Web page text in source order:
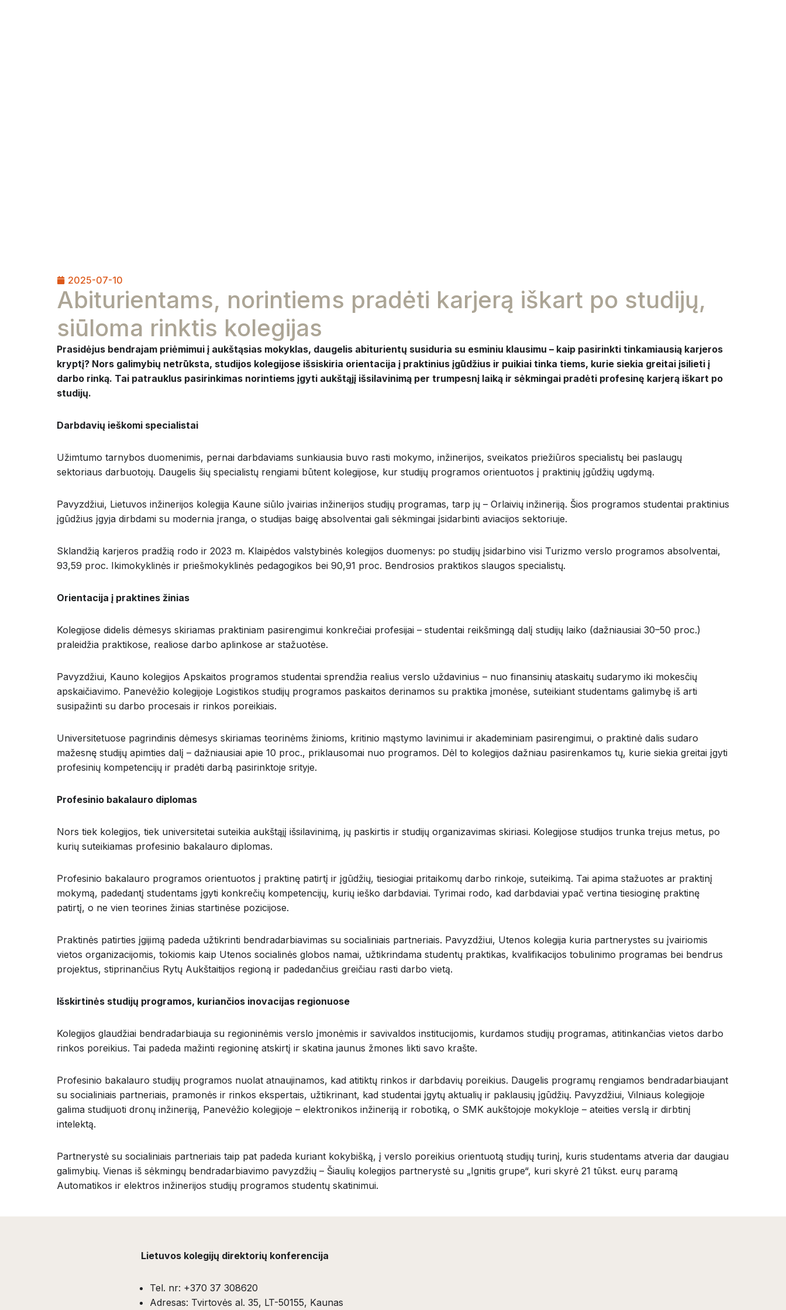
2025-07-10
Abiturientams, norintiems pradėti karjerą iškart po studijų,
siūloma rinktis kolegijas
Prasidėjus bendrajam priėmimui į aukštąsias mokyklas, daugelis abiturientų susiduria su esminiu klausimu – kaip pasirinkti tinkamiausią karjeros
kryptį? Nors galimybių netrūksta, studijos kolegijose išsiskiria orientacija į praktinius įgūdžius ir puikiai tinka tiems, kurie siekia greitai įsilieti į
darbo rinką. Tai patrauklus pasirinkimas norintiems įgyti aukštąjį išsilavinimą per trumpesnį laiką ir sėkmingai pradėti profesinę karjerą iškart po
studijų.
Darbdavių ieškomi specialistai
Užimtumo tarnybos duomenimis, pernai darbdaviams sunkiausia buvo rasti mokymo, inžinerijos, sveikatos priežiūros specialistų bei paslaugų
sektoriaus darbuotojų. Daugelis šių specialistų rengiami būtent kolegijose, kur studijų programos orientuotos į praktinių įgūdžių ugdymą.
Pavyzdžiui, Lietuvos inžinerijos kolegija Kaune siūlo įvairias inžinerijos studijų programas, tarp jų – Orlaivių inžineriją. Šios programos studentai praktinius
įgūdžius įgyja dirbdami su modernia įranga, o studijas baigę absolventai gali sėkmingai įsidarbinti aviacijos sektoriuje.
Sklandžią karjeros pradžią rodo ir 2023 m. Klaipėdos valstybinės kolegijos duomenys: po studijų įsidarbino visi Turizmo verslo programos absolventai,
93,59 proc. Ikimokyklinės ir priešmokyklinės pedagogikos bei 90,91 proc. Bendrosios praktikos slaugos specialistų.
Orientacija į praktines žinias
Kolegijose didelis dėmesys skiriamas praktiniam pasirengimui konkrečiai profesijai – studentai reikšmingą dalį studijų laiko (dažniausiai 30–50 proc.)
praleidžia praktikose, realiose darbo aplinkose ar stažuotėse.
Pavyzdžiui, Kauno kolegijos Apskaitos programos studentai sprendžia realius verslo uždavinius – nuo finansinių ataskaitų sudarymo iki mokesčių
apskaičiavimo. Panevėžio kolegijoje Logistikos studijų programos paskaitos derinamos su praktika įmonėse, suteikiant studentams galimybę iš arti
susipažinti su darbo procesais ir rinkos poreikiais.
Universitetuose pagrindinis dėmesys skiriamas teorinėms žinioms, kritinio mąstymo lavinimui ir akademiniam pasirengimui, o praktinė dalis sudaro
mažesnę studijų apimties dalį – dažniausiai apie 10 proc., priklausomai nuo programos. Dėl to kolegijos dažniau pasirenkamos tų, kurie siekia greitai įgyti
profesinių kompetencijų ir pradėti darbą pasirinktoje srityje.
Profesinio bakalauro diplomas
Nors tiek kolegijos, tiek universitetai suteikia aukštąjį išsilavinimą, jų paskirtis ir studijų organizavimas skiriasi. Kolegijose studijos trunka trejus metus, po
kurių suteikiamas profesinio bakalauro diplomas.
Profesinio bakalauro programos orientuotos į praktinę patirtį ir įgūdžių, tiesiogiai pritaikomų darbo rinkoje, suteikimą. Tai apima stažuotes ar praktinį
mokymą, padedantį studentams įgyti konkrečių kompetencijų, kurių ieško darbdaviai. Tyrimai rodo, kad darbdaviai ypač vertina tiesioginę praktinę
patirtį, o ne vien teorines žinias startinėse pozicijose.
Praktinės patirties įgijimą padeda užtikrinti bendradarbiavimas su socialiniais partneriais. Pavyzdžiui, Utenos kolegija kuria partnerystes su įvairiomis
vietos organizacijomis, tokiomis kaip Utenos socialinės globos namai, užtikrindama studentų praktikas, kvalifikacijos tobulinimo programas bei bendrus
projektus, stiprinančius Rytų Aukštaitijos regioną ir padedančius greičiau rasti darbo vietą.
Išskirtinės studijų programos, kuriančios inovacijas regionuose
Kolegijos glaudžiai bendradarbiauja su regioninėmis verslo įmonėmis ir savivaldos institucijomis, kurdamos studijų programas, atitinkančias vietos darbo
rinkos poreikius. Tai padeda mažinti regioninę atskirtį ir skatina jaunus žmones likti savo krašte.
Profesinio bakalauro studijų programos nuolat atnaujinamos, kad atitiktų rinkos ir darbdavių poreikius. Daugelis programų rengiamos bendradarbiaujant
su socialiniais partneriais, pramonės ir rinkos ekspertais, užtikrinant, kad studentai įgytų aktualių ir paklausių įgūdžių. Pavyzdžiui, Vilniaus kolegijoje
galima studijuoti dronų inžineriją, Panevėžio kolegijoje – elektronikos inžineriją ir robotiką, o SMK aukštojoje mokykloje – ateities verslą ir dirbtinį
intelektą.
Partnerystė su socialiniais partneriais taip pat padeda kuriant kokybišką, į verslo poreikius orientuotą studijų turinį, kuris studentams atveria dar daugiau
galimybių. Vienas iš sėkmingų bendradarbiavimo pavyzdžių – Šiaulių kolegijos partnerystė su „Ignitis grupe“, kuri skyrė 21 tūkst. eurų paramą
Automatikos ir elektros inžinerijos studijų programos studentų skatinimui.
Lietuvos kolegijų direktorių konferencija
Tel. nr: +370 37 308620
Adresas: Tvirtovės al. 35, LT-50155, Kaunas